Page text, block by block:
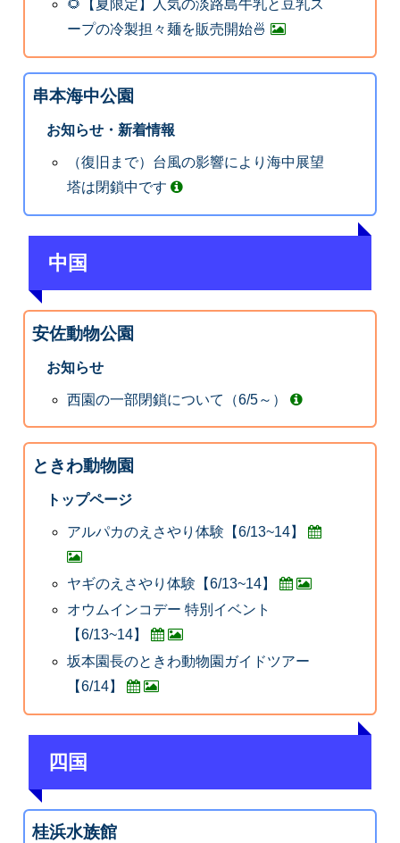
🌻【夏限定】人気の淡路島牛乳と豆乳ス
ープの冷製担々麺を販売開始🍜
串本海中公園
お知らせ・新着情報
（復旧まで）台風の影響により海中展望
塔は閉鎖中です
中国
安佐動物公園
お知らせ
西園の一部閉鎖について（6/5～）
ときわ動物園
トップページ
アルパカのえさやり体験【6/13~14】
ヤギのえさやり体験【6/13~14】
オウムインコデー 特別イベント
【6/13~14】
坂本園長のときわ動物園ガイドツアー
【6/14】
四国
桂浜水族館